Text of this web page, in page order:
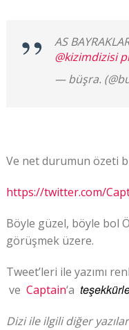
AS
@kizimdizisi
— büşra.
Ve net durumun özeti
https://twitter.com/
Böyle güzel, böyle bol
görüşmek üzere.
Tweet’leri ile yazımı
ve Captain‘a
Dizi ile ilgili diğer